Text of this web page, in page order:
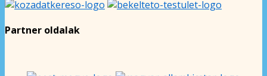
Partner oldalak